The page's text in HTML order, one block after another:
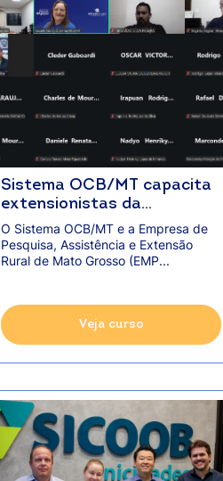
Sistema OCB/MT capacita
extensionistas da
EMPAER/MT para
fortalecer o
cooperativismo na
O Sistema OCB/MT e a Empresa de
Pesquisa, Assistência e Extensão
Rural de Mato Grosso (EMP...
Veja curso